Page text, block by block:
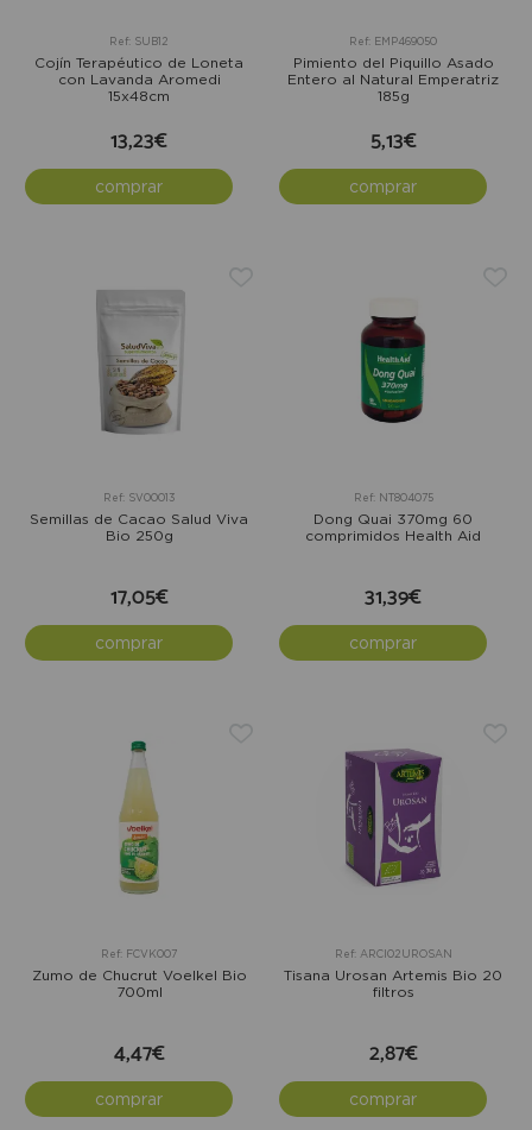
Ref: SUB12
Cojín Terapéutico de Loneta
con Lavanda Aromedi
15x48cm
13,23€
comprar
Ref: EMP469050
Pimiento del Piquillo Asado
Entero al Natural Emperatriz
185g
5,13€
comprar
Ref: SV00013
Semillas de Cacao Salud Viva
Bio 250g
17,05€
comprar
Ref: NT804075
Dong Quai 370mg 60
comprimidos Health Aid
31,39€
comprar
Ref: FCVK007
Zumo de Chucrut Voelkel Bio
700ml
4,47€
comprar
Ref: ARCI02UROSAN
Tisana Urosan Artemis Bio 20
filtros
2,87€
comprar